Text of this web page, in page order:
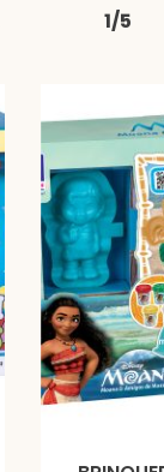
1/5